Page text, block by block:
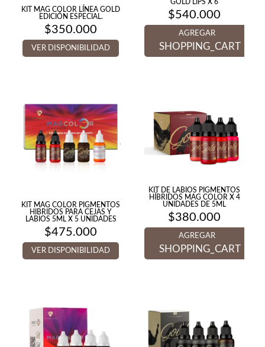
KIT MAG COLOR LÍNEA GOLD
EDICIÓN ESPECIAL.
$350.000
VER DISPONIBILIDAD
GOLD LIPS X 6
$540.000
AGREGAR
SHOPPING_CART
KIT MAG COLOR PIGMENTOS
HIBRIDOS PARA CEJAS Y
LABIOS 5ML X 5 UNIDADES
$475.000
VER DISPONIBILIDAD
KIT DE LABIOS PIGMENTOS
HÍBRIDOS MAG COLOR X 4
UNIDADES DE 5ML
$380.000
AGREGAR
SHOPPING_CART